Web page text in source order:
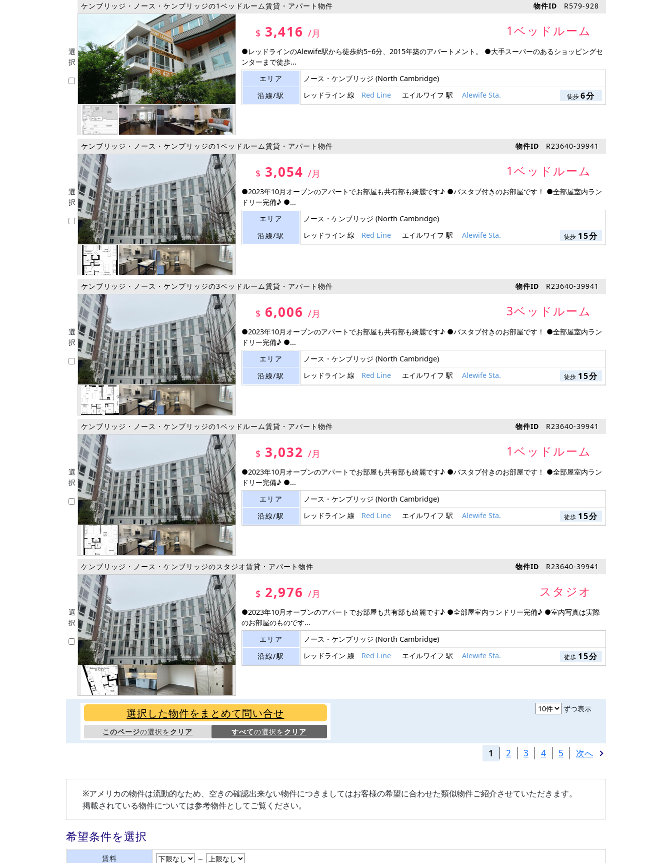
選
択
ケンブリッジ・ノース・ケンブリッジの1ベッドルーム賃貸・アパート物件 物件ID R579-928
$ 3,416 /月 1ベッドルーム
●レッドラインのAlewife駅から徒歩約5~6分、2015年築のアパートメント。 ●大手スーパーのあるショッピングセ
ンターまで徒歩...
エリア
ノース・ケンブリッジ (North Cambridge)
沿線/駅
レッドライン 線 Red Line エイルワイフ 駅 Alewife Sta. 徒歩6分
選
択
ケンブリッジ・ノース・ケンブリッジの1ベッドルーム賃貸・アパート物件 物件ID R23640-39941
$ 3,054 /月 1ベッドルーム
●2023年10月オープンのアパートでお部屋も共有部も綺麗です♪ ●バスタブ付きのお部屋です！ ●全部屋室内ラン
ドリー完備♪ ●...
エリア
ノース・ケンブリッジ (North Cambridge)
沿線/駅
レッドライン 線 Red Line エイルワイフ 駅 Alewife Sta. 徒歩 15分
選
択
ケンブリッジ・ノース・ケンブリッジの3ベッドルーム賃貸・アパート物件 物件ID R23640-39941
$ 6,006 /月 3ベッドルーム
●2023年10月オープンのアパートでお部屋も共有部も綺麗です♪ ●バスタブ付きのお部屋です！ ●全部屋室内ラン
ドリー完備♪ ●...
エリア
ノース・ケンブリッジ (North Cambridge)
沿線/駅
レッドライン 線 Red Line エイルワイフ 駅 Alewife Sta. 徒歩 15分
選
択
ケンブリッジ・ノース・ケンブリッジの1ベッドルーム賃貸・アパート物件 物件ID R23640-39941
$ 3,032 /月 1ベッドルーム
●2023年10月オープンのアパートでお部屋も共有部も綺麗です♪ ●バスタブ付きのお部屋です！ ●全部屋室内ラン
ドリー完備♪ ●...
エリア
ノース・ケンブリッジ (North Cambridge)
沿線/駅
レッドライン 線 Red Line エイルワイフ 駅 Alewife Sta. 徒歩 15分
選
択
ケンブリッジ・ノース・ケンブリッジのスタジオ賃貸・アパート物件 物件ID R23640-39941
$ 2,976 /月 スタジオ
●2023年10月オープンのアパートでお部屋も共有部も綺麗です♪ ●全部屋室内ランドリー完備♪ ●室内写真は実際
のお部屋のものです...
エリア
ノース・ケンブリッジ (North Cambridge)
沿線/駅
レッドライン 線 Red Line エイルワイフ 駅 Alewife Sta. 徒歩 15分
選択した物件をまとめて問い合せ
このページの選択をクリア すべての選択をクリア
ずつ表示
1 2 3 4 5 次へ
※アメリカの物件は流動的なため、空きの確認出来ない物件につきましてはお客様の希望に合わせた類似物件ご紹介させていただきます。
掲載されている物件については参考物件としてご覧ください。
希望条件を選択
賃料 ～